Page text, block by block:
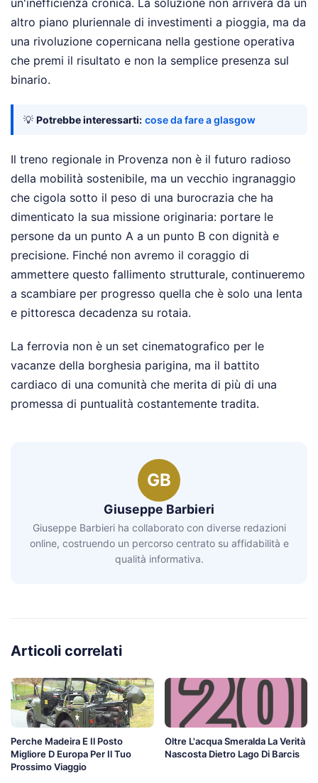
altro piano pluriennale di investimenti a pioggia, ma da
una rivoluzione copernicana nella gestione operativa
che premi il risultato e non la semplice presenza sul
binario.
💡 Potrebbe interessarti: cose da fare a glasgow
Il treno regionale in Provenza non è il futuro radioso
della mobilità sostenibile, ma un vecchio ingranaggio
che cigola sotto il peso di una burocrazia che ha
dimenticato la sua missione originaria: portare le
persone da un punto A a un punto B con dignità e
precisione. Finché non avremo il coraggio di
ammettere questo fallimento strutturale, continueremo
a scambiare per progresso quella che è solo una lenta
e pittoresca decadenza su rotaia.
La ferrovia non è un set cinematografico per le
vacanze della borghesia parigina, ma il battito
cardiaco di una comunità che merita di più di una
promessa di puntualità costantemente tradita.
GB
Giuseppe Barbieri
Giuseppe Barbieri ha collaborato con diverse redazioni
online, costruendo un percorso centrato su affidabilità e
qualità informativa.
Articoli correlati
Perche Madeira E Il Posto
Migliore D Europa Per Il Tuo
Prossimo Viaggio
Oltre L'acqua Smeralda La Verità
Nascosta Dietro Lago Di Barcis